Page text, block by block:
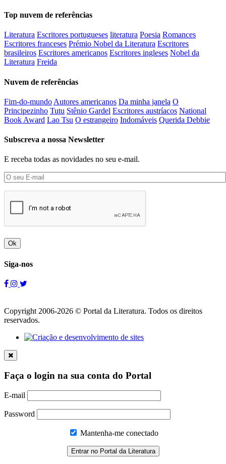
Top nuvem de referências
Literatura Escritores portugueses literatura Poesia Romances
Escritores franceses Prémio Nobel da Literatura Escritores
brasileiros Escritores americanos Escritores ingleses Nobel da
Literatura Freida
Nuvem de referências
Fim-do-mundo Autores americanos Da minha janela O
Principezinho Tutu Stênio Gardel Escritores austríacos National
Book Award Lao Tsu O estrangeiro Indomáveis Querida Debbie
Subscreva a nossa Newsletter
E receba todas as novidades no seu e-mail.
Ok
Siga-nos
Copyright 2006-2026 © Portal da Literatura. Todos os direitos
reservados.
Faça o login na sua conta do Portal
E-mail
Password
Mantenha-me conectado